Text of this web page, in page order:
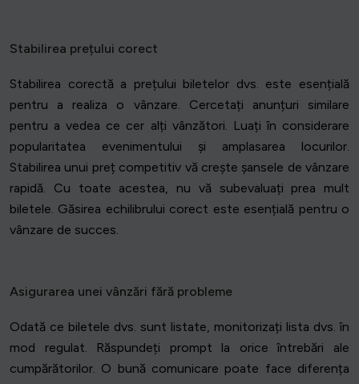
Stabilirea prețului corect
Stabilirea corectă a prețului biletelor dvs. este esențială
pentru a realiza o vânzare. Cercetați anunțuri similare
pentru a vedea ce cer alți vânzători. Luați în considerare
popularitatea evenimentului și amplasarea locurilor.
Stabilirea unui preț competitiv vă crește șansele de vânzare
rapidă. Cu toate acestea, nu vă subevaluați prea mult
biletele. Găsirea echilibrului corect este esențială pentru o
vânzare de succes.
Asigurarea unei vânzări fără probleme
Odată ce biletele dvs. sunt listate, monitorizați lista dvs. în
mod regulat. Răspundeți prompt la orice întrebări ale
cumpărătorilor. O bună comunicare poate face diferența